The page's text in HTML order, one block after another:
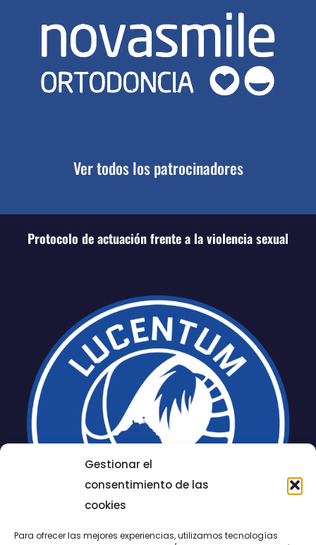
Gestionar el
consentimiento de las
cookies
Para ofrecer las mejores experiencias, utilizamos tecnologías
Ver todos los patrocinadores
Protocolo de actuación frente a la violencia sexual